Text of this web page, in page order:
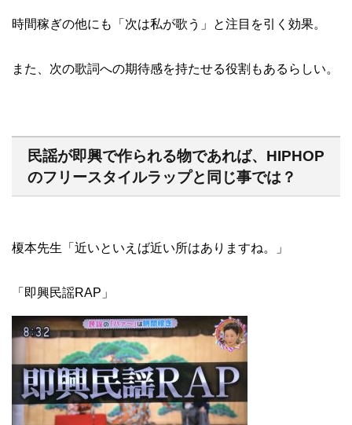
時間稼ぎの他にも「次は私が歌う」と注目を引く効果。
また、次の歌詞への期待感を持たせる役割もあるらしい。
民謡が即興で作られる物であれば、HIPHOP
のフリースタイルラップと同じ事では？
榎本先生「近いといえば近い所はありますね。」
「即興民謡RAP」